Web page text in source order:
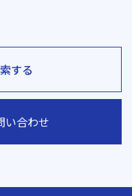
する
い合わせ